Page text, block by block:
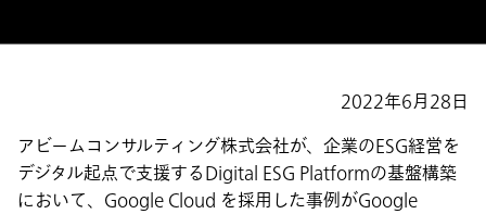
2022年6月28日
アビームコンサルティング株式会社が、企業のESG経営を
デジタル起点で支援するDigital ESG Platformの基盤構築
において、Google Cloud を採用した事例がGoogle